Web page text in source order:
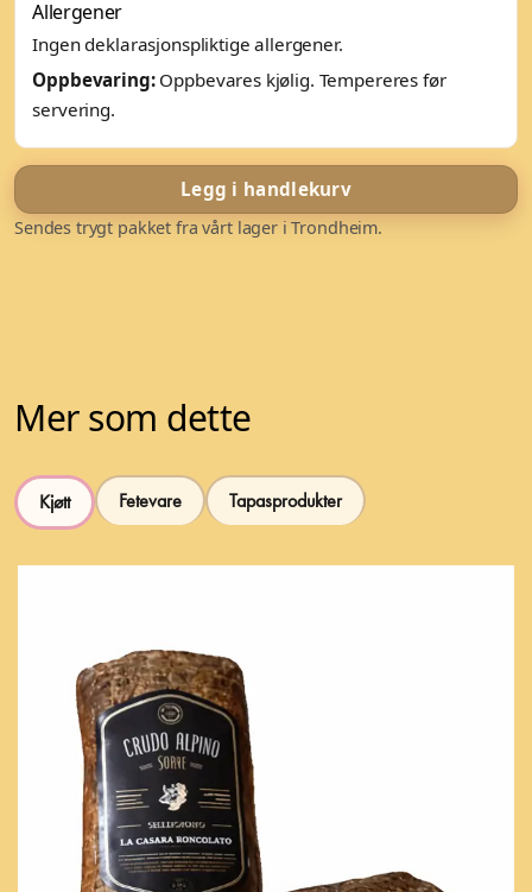
Allergener
Ingen deklarasjonspliktige allergener.
Oppbevaring:Oppbevares kjølig. Tempereres før
servering.
Legg i handlekurv
Sendes trygt pakket fra vårt lager i Trondheim.
Mer som dette
Kjøtt Fetevare Tapasprodukter